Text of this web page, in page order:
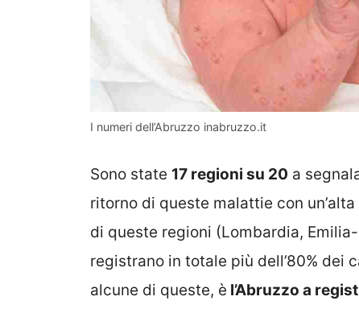
I numeri dell’Abruzzo inabruzzo.it
Sono state 17 regioni su 20 a
ritorno di queste malattie con
di queste regioni (Lombardia,
registrano in totale più dell’80% dei
alcune di queste, è l’Abruzzo a